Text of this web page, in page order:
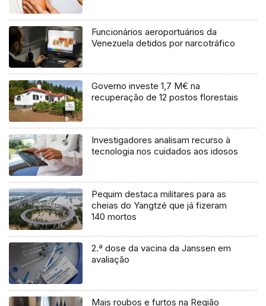
Funcionários aeroportuários da
Venezuela detidos por narcotráfico
Governo investe 1,7 M€ na
recuperação de 12 postos florestais
Investigadores analisam recurso à
tecnologia nos cuidados aos idosos
Pequim destaca militares para as
cheias do Yangtzé que já fizeram
140 mortos
2.ª dose da vacina da Janssen em
avaliação
Mais roubos e furtos na Região